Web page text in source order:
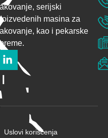
serijski
masina za
kao i pekarske
Uslovi korišćenja